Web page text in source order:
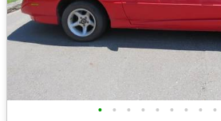
• • • • • • • • •